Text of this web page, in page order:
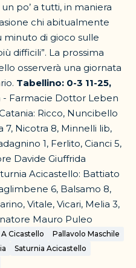
po’ a tutti, in maniera
chi abitualmente
minuto di gioco sulle
difficili”. La prossima
osserverà una giornata
Tabellino: 0-3 11-25,
- Farmacie Dottor Leben
Ricco, Nuncibello
7, Nicotra 8, Minnelli lib,
1, Ferlito, Cianci 5,
Davide Giuffrida
Acicastello: Battiato
6, Balsamo 8,
Vitale, Vicari, Melia 3,
Mauro Puleo
Cicastello
Pallavolo Maschile
Saturnia Acicastello